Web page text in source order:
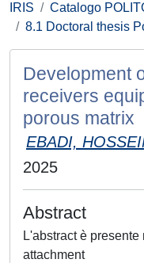
IRIS Catalogo
8.1 Doctoral thesis
Development
receivers
porous matrix
EBADI,
2025
Abstract
L'abstract è
attachment